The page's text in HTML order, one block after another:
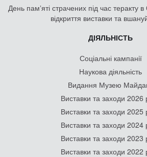
День памʼяті страчених під час теракту
відкриття виставки та
ДІЯЛЬНІСТЬ
Соціальні кампанії
Наукова діяльність
Видання Музею
Виставки та заходи 2026
Виставки та заходи 2025
Виставки та заходи 2024
Виставки та заходи 2023
Виставки та заходи 2022